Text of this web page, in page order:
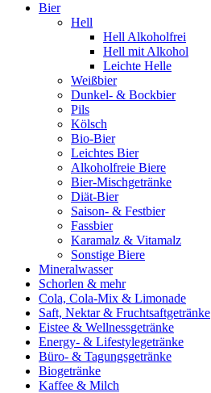
Bier
Hell
Hell Alkoholfrei
Hell mit Alkohol
Leichte Helle
Weißbier
Dunkel- & Bockbier
Pils
Kölsch
Bio-Bier
Leichtes Bier
Alkoholfreie Biere
Bier-Mischgetränke
Diät-Bier
Saison- & Festbier
Fassbier
Karamalz & Vitamalz
Sonstige Biere
Mineralwasser
Schorlen & mehr
Cola, Cola-Mix & Limonade
Saft, Nektar & Fruchtsaftgetränke
Eistee & Wellnessgetränke
Energy- & Lifestylegetränke
Büro- & Tagungsgetränke
Biogetränke
Kaffee & Milch